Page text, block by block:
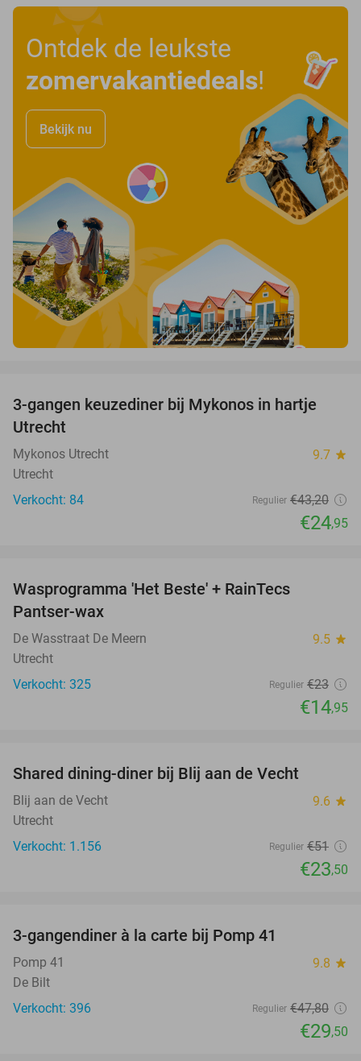
Ontdek de leukste
zomervakantiedeals!
Bekijk nu
42%
3-gangen keuzediner bij Mykonos in hartje
Utrecht
Mykonos Utrecht 9.7 star
Utrecht
Verkocht: 84
Regulier €43,20
€24,95
Wasprogramma 'Het Beste' + RainTecs
Pantser-wax
De Wasstraat De Meern 9.5 star
Utrecht
Verkocht: 325
Regulier €23
€14,95
Shared dining-diner bij Blij aan de Vecht
Blij aan de Vecht 9.6 star
Utrecht
Verkocht: 1.156
Regulier €51
€23,50
3-gangendiner à la carte bij Pomp 41
Pomp 41 9.8 star
De Bilt
Verkocht: 396
Regulier €47,80
€29,50